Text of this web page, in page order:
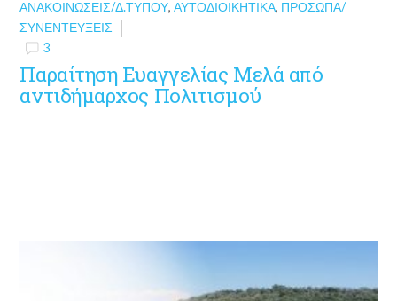
ΑΝΑΚΟΙΝΏΣΕΙΣ/Δ.ΤΎΠΟΥ,ΑΥΤΟΔΙΟΙΚΗΤΙΚΆ, ΠΡΌΣΩΠΑ/
ΣΥΝΕΝΤΕΎΞΕΙΣ
3
Παραίτηση Ευαγγελίας Μελά από
αντιδήμαρχος Πολιτισμού